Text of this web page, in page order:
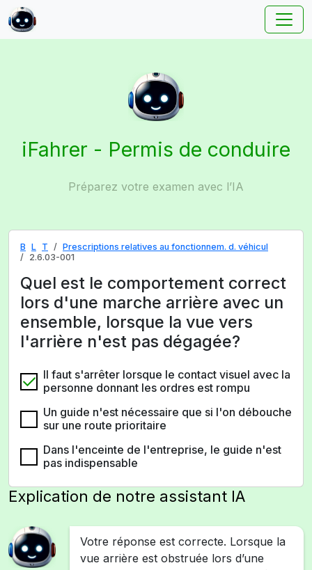
iFahrer - Permis de conduire
Préparez votre examen avec l’IA
B L T
Prescriptions relatives au fonctionnem. d. véhicul
2.6.03-001
Quel est le comportement correct
lors d'une marche arrière avec un
ensemble, lorsque la vue vers
l'arrière n'est pas dégagée?
Il faut s'arrêter lorsque le contact visuel avec la
personne donnant les ordres est rompu
Un guide n'est nécessaire que si l'on débouche
sur une route prioritaire
Dans l'enceinte de l'entreprise, le guide n'est
pas indispensable
Explication de notre assistant IA
Votre réponse est correcte. Lorsque la
vue arrière est obstruée lors d’une